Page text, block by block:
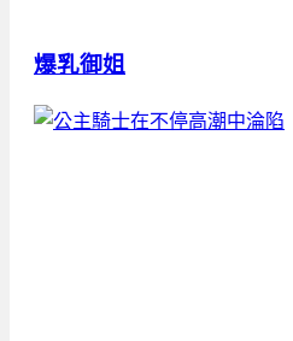
爆乳御姐